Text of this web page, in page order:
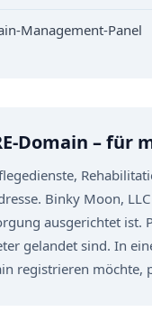
Management-Panel
Domain –
Binky Moon,
ausgerichtet ist.
gelandet sind. In
registrieren möchte,